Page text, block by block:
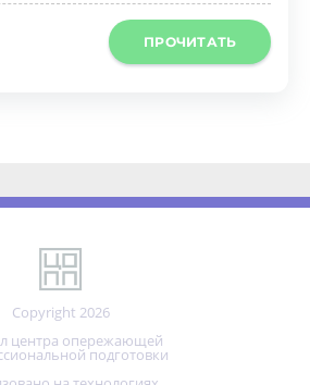
Copyright 2026
центра опережающей
на технологиях